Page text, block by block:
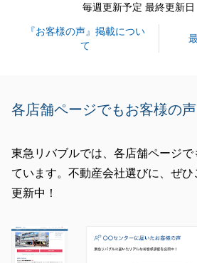
毎週更新予定 最終更新日
『お客様の声』掲載につい
て
各店舗ページでもお客様の
東急リバブルでは、各店舗ページ
ています。不動産会社選びに、ぜひ
更新中！